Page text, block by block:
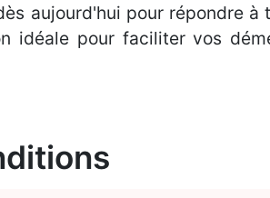
aujourd'hui pour répondre
idéale pour faciliter vos